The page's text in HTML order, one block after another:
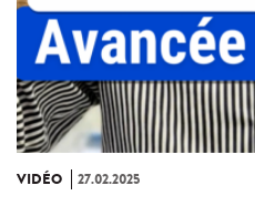
VIDÉO 27.02.2025